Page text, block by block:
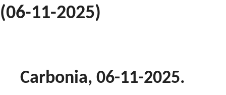
(06-11-2025)
Carbonia, 06-11-2025.